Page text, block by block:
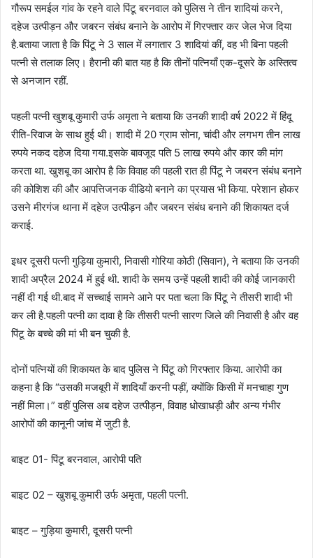
गौरूप समईल गांव के रहने वाले पिंटू बरनवाल को पुलिस ने तीन शादियां करने,
दहेज उत्पीड़न और जबरन संबंध बनाने के आरोप में गिरफ्तार कर जेल भेज दिया
है.बताया जाता है कि पिंटू ने 3 साल में लगातार 3 शादियां कीं, वह भी बिना पहली
पत्नी से तलाक लिए। हैरानी की बात यह है कि तीनों पत्नियाँ एक-दूसरे के अस्तित्व
से अनजान रहीं.
पहली पत्नी खुशबू कुमारी उर्फ अमृता ने बताया कि उनकी शादी वर्ष 2022 में हिंदू
रीति-रिवाज के साथ हुई थी। शादी में 20 ग्राम सोना, चांदी और लगभग तीन लाख
रुपये नकद दहेज दिया गया.इसके बावजूद पति 5 लाख रुपये और कार की मांग
करता था. खुशबू का आरोप है कि विवाह की पहली रात ही पिंटू ने जबरन संबंध बनाने
की कोशिश की और आपत्तिजनक वीडियो बनाने का प्रयास भी किया. परेशान होकर
उसने मीरगंज थाना में दहेज उत्पीड़न और जबरन संबंध बनाने की शिकायत दर्ज
कराई.
इधर दूसरी पत्नी गुड़िया कुमारी, निवासी गोरिया कोठी (सिवान), ने बताया कि उनकी
शादी अप्रैल 2024 में हुई थी. शादी के समय उन्हें पहली शादी की कोई जानकारी
नहीं दी गई थी.बाद में सच्चाई सामने आने पर पता चला कि पिंटू ने तीसरी शादी भी
कर ली है.पहली पत्नी का दावा है कि तीसरी पत्नी सारण जिले की निवासी है और वह
पिंटू के बच्चे की मां भी बन चुकी है.
दोनों पत्नियों की शिकायत के बाद पुलिस ने पिंटू को गिरफ्तार किया. आरोपी का
कहना है कि “उसकी मजबूरी में शादियाँ करनी पड़ीं, क्योंकि किसी में मनचाहा गुण
नहीं मिला।” वहीं पुलिस अब दहेज उत्पीड़न, विवाह धोखाधड़ी और अन्य गंभीर
आरोपों की कानूनी जांच में जुटी है.
बाइट 01- पिंटू बरनवाल, आरोपी पति
बाइट 02 – खुशबू कुमारी उर्फ अमृता, पहली पत्नी.
बाइट – गुड़िया कुमारी, दूसरी पत्नी